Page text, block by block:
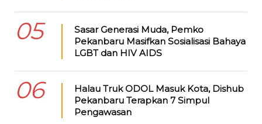
05
Sasar Generasi Muda, Pemko
Pekanbaru Masifkan Sosialisasi Bahaya
LGBT dan HIV AIDS
06
Halau Truk ODOL Masuk Kota, Dishub
Pekanbaru Terapkan 7 Simpul
Pengawasan